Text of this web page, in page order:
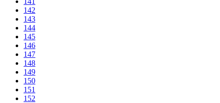
142
143
144
145
146
147
148
149
150
151
152